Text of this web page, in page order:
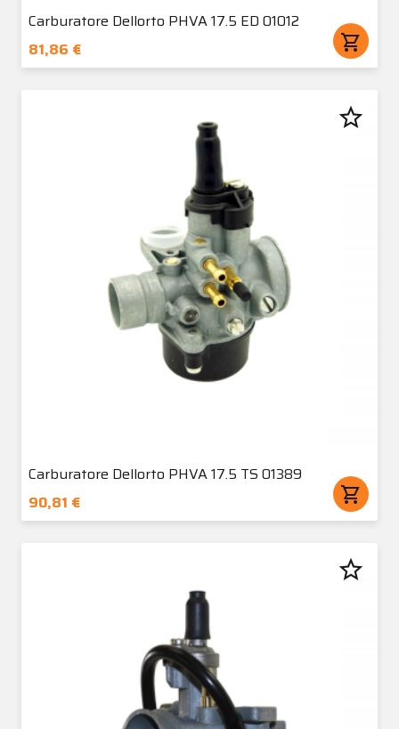
Carburatore Dellorto PHVA 17.5 ED 01012
81,86 €
shopping_cart
Carburatore Dellorto PHVA 17.5 TS 01389
90,81 €
shopping_cart
star_border
star_border